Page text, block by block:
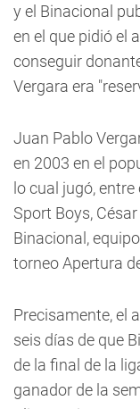
y el Binacional
en el que pidió el
conseguir
Vergara era
Juan Pablo
en 2003 en el
lo cual jugó,
Sport Boys,
Binacional,
torneo Apertura
Precisamente, el
seis días de que
de la final de la
ganador de la